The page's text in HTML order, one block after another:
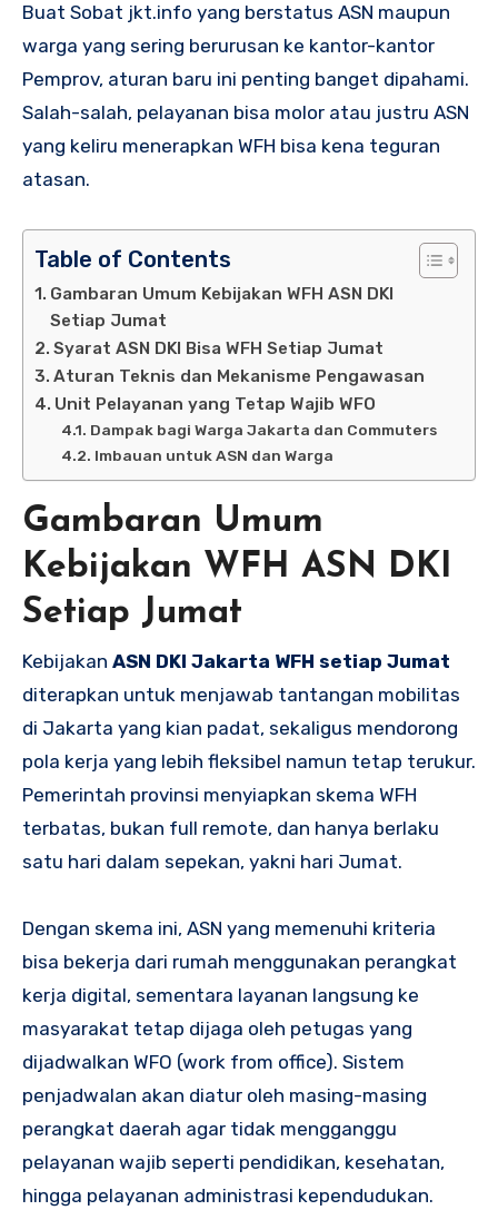
Buat Sobat jkt.info yang berstatus ASN maupun
warga yang sering berurusan ke kantor-kantor
Pemprov, aturan baru ini penting banget dipahami.
Salah-salah, pelayanan bisa molor atau justru ASN
yang keliru menerapkan WFH bisa kena teguran
atasan.
Table of Contents
Gambaran Umum Kebijakan WFH ASN DKI
Setiap Jumat
Syarat ASN DKI Bisa WFH Setiap Jumat
Aturan Teknis dan Mekanisme Pengawasan
Unit Pelayanan yang Tetap Wajib WFO
Dampak bagi Warga Jakarta dan Commuters
Imbauan untuk ASN dan Warga
Gambaran Umum
Kebijakan WFH ASN DKI
Setiap Jumat
Kebijakan ASN DKI Jakarta WFH setiap Jumat
diterapkan untuk menjawab tantangan mobilitas
di Jakarta yang kian padat, sekaligus mendorong
pola kerja yang lebih fleksibel namun tetap terukur.
Pemerintah provinsi menyiapkan skema WFH
terbatas, bukan full remote, dan hanya berlaku
satu hari dalam sepekan, yakni hari Jumat.
Dengan skema ini, ASN yang memenuhi kriteria
bisa bekerja dari rumah menggunakan perangkat
kerja digital, sementara layanan langsung ke
masyarakat tetap dijaga oleh petugas yang
dijadwalkan WFO (work from office). Sistem
penjadwalan akan diatur oleh masing-masing
perangkat daerah agar tidak mengganggu
pelayanan wajib seperti pendidikan, kesehatan,
hingga pelayanan administrasi kependudukan.